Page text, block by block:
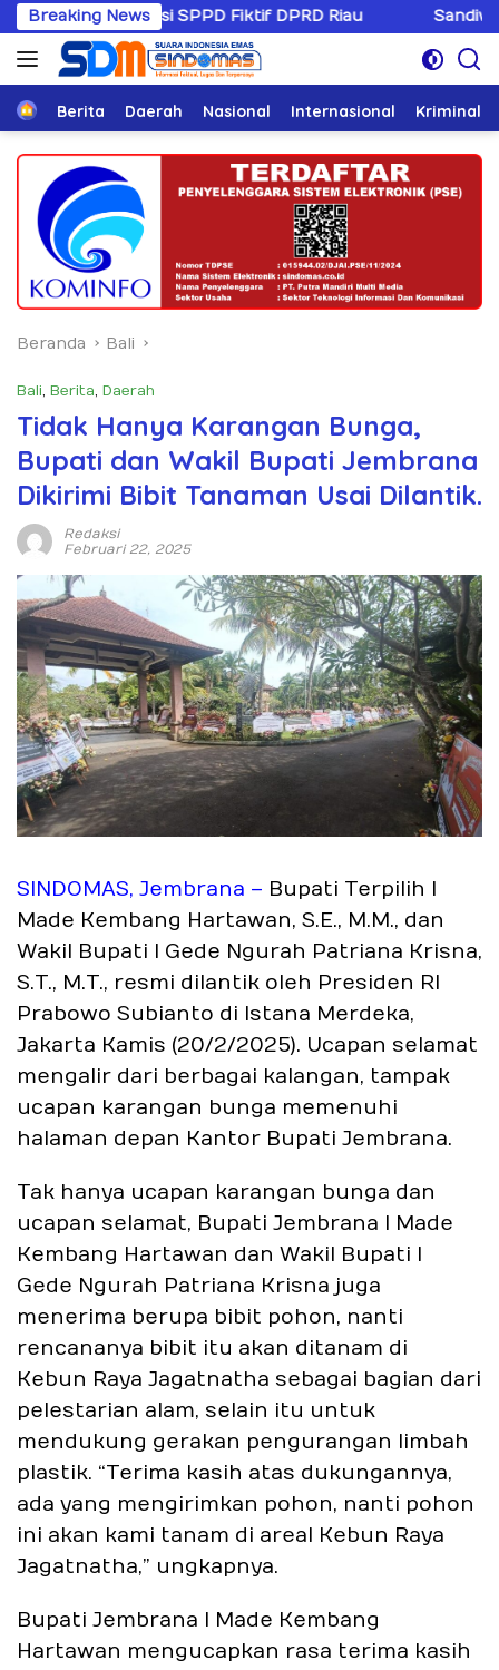
Langsung
ke
konten
Breaking News
SPPD Fiktif DPRD Riau Sandiwaranya
HomeBerita Daerah Nasional Internasional Kriminal
Beranda Bali
Bali, Berita, Daerah
Tidak Hanya Karangan Bunga,
Bupati dan Wakil Bupati Jembrana
Dikirimi Bibit Tanaman Usai Dilantik.
Redaksi
Februari 22, 2025
SINDOMAS, Jembrana – Bupati Terpilih I
Made Kembang Hartawan, S.E., M.M., dan
Wakil Bupati I Gede Ngurah Patriana Krisna,
S.T., M.T., resmi dilantik oleh Presiden RI
Prabowo Subianto di Istana Merdeka,
Jakarta Kamis (20/2/2025). Ucapan selamat
mengalir dari berbagai kalangan, tampak
ucapan karangan bunga memenuhi
halaman depan Kantor Bupati Jembrana.
Tak hanya ucapan karangan bunga dan
ucapan selamat, Bupati Jembrana I Made
Kembang Hartawan dan Wakil Bupati I
Gede Ngurah Patriana Krisna juga
menerima berupa bibit pohon, nanti
rencananya bibit itu akan ditanam di
Kebun Raya Jagatnatha sebagai bagian dari
pelestarian alam, selain itu untuk
mendukung gerakan pengurangan limbah
plastik. “Terima kasih atas dukungannya,
ada yang mengirimkan pohon, nanti pohon
ini akan kami tanam di areal Kebun Raya
Jagatnatha,” ungkapnya.
Bupati Jembrana I Made Kembang
Hartawan mengucapkan rasa terima kasih